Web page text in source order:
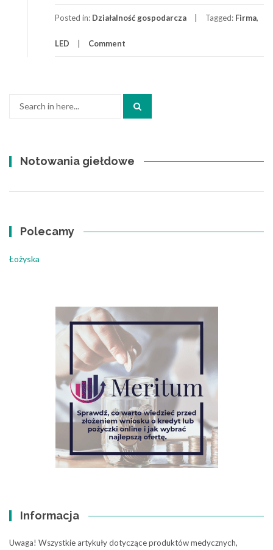
Posted in: Działalność gospodarcza Tagged: Firma,
LED Comment
Notowania giełdowe
Polecamy
Łożyska
Informacja
Uwaga! Wszystkie artykuły dotyczące produktów medycznych,